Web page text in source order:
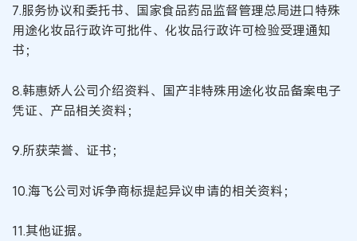
7.服务协议和委托书、国家食品药品监督管理总局进口特殊
用途化妆品行政许可批件、化妆品行政许可检验受理通知
书；
8.韩惠娇人公司介绍资料、国产非特殊用途化妆品备案电子
凭证、产品相关资料；
9.所获荣誉、证书；
10.海飞公司对诉争商标提起异议申请的相关资料；
11.其他证据。